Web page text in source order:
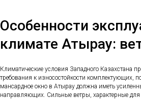
Особенности
климате Атырау:
Климатические условия Западного Казахстана
требования к износостойкости комплектующих,
мансардное окно в Атырау должна иметь
направляющих. Сильные ветры, характерные для